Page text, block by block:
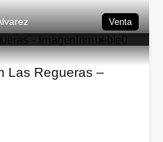
Venta
Las Regueras –